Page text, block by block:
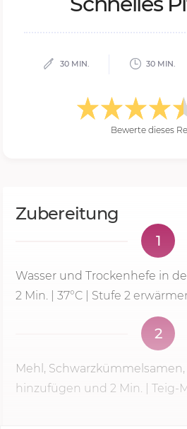
30 MIN. 30 MIN.
Bewerte dieses
Zubereitung
1
Wasser und Trockenhefe in
2 Min.
| 37°C | Stufe 2
2
Mehl, Schwarzkümmelsamen,
hinzufügen und 2 Min. | Teig-